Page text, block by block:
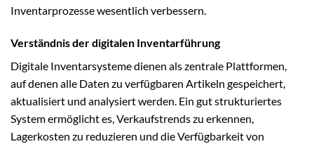
Inventarprozesse wesentlich verbessern.
Verständnis der digitalen Inventarführung
Digitale Inventarsysteme dienen als zentrale Plattformen,
auf denen alle Daten zu verfügbaren Artikeln gespeichert,
aktualisiert und analysiert werden. Ein gut strukturiertes
System ermöglicht es, Verkaufstrends zu erkennen,
Lagerkosten zu reduzieren und die Verfügbarkeit von